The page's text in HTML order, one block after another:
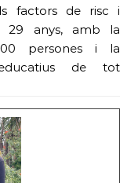
factors de risc i
29 anys, amb la
persones i la
de tot